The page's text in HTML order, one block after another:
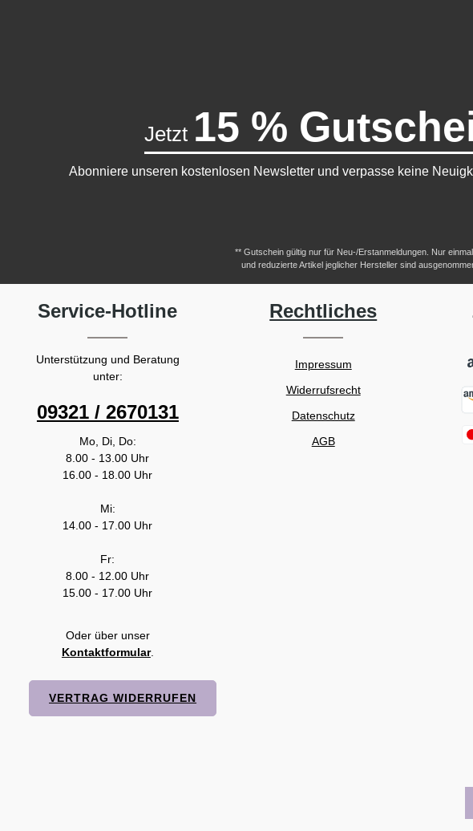
Jetzt 15 %
Abonniere unseren kostenlosen Newsletter und verpasse keine
** Gutschein gültig nur für Neu-/Erstanmeldungen. Nur
und reduzierte Artikel jeglicher Hersteller sind
Service-Hotline
Unterstützung und Beratung
unter:
09321 / 2670131
Mo, Di, Do:
8.00 - 13.00 Uhr
16.00 - 18.00 Uhr
Mi:
14.00 - 17.00 Uhr
Fr:
8.00 - 12.00 Uhr
15.00 - 17.00 Uhr
Oder über unser
Kontaktformular.
VERTRAG WIDERRUFEN
Rechtliches
Impressum
Widerrufsrecht
Datenschutz
AGB